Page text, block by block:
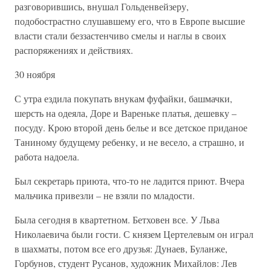
разговорившись, внушал Гольденвейзеру,
подобострастно слушавшему его, что в Европе высшие
власти стали беззастенчиво смелы и наглы в своих
распоряжениях и действиях.
30 ноября
С утра ездила покупать внукам фуфайки, башмачки,
шерсть на одеяла, Доре и Вареньке платья, дешевку –
посуду. Крою второй день белье и все детское приданое
Таниному будущему ребенку, и не весело, а страшно, и
работа надоела.
Был секретарь приюта, что-то не ладится приют. Вчера
мальчика привезли – не взяли по младости.
Была сегодня в квартетном. Бетховен все. У Льва
Николаевича были гости. С князем Цертелевым он играл
в шахматы, потом все его друзья: Дунаев, Буланже,
Горбунов, студент Русанов, художник Михайлов: Лев